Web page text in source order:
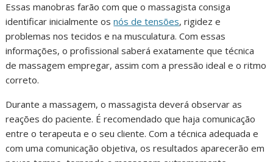
Essas manobras farão com que o massagista consiga
identificar inicialmente osnós de tensões, rigidez e
problemas nos tecidos e na musculatura. Com essas
informações, o profissional saberá exatamente que técnica
de massagem empregar, assim com a pressão ideal e o ritmo
correto.
Durante a massagem, o massagista deverá observar as
reações do paciente. É recomendado que haja comunicação
entre o terapeuta e o seu cliente. Com a técnica adequada e
com uma comunicação objetiva, os resultados aparecerão em